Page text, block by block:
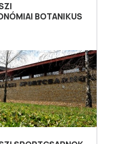
BOTANIKUS